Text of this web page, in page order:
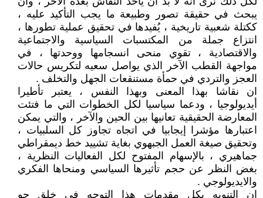
يبحث في حقيقة تصور وطبيعة ما يجب التأكيد عليه ،
ككتلة شعبية تاريخية ، يُفيدها في تحقيق عملية تطورها ،
انتزاع جملة من المكتسبات السياسية والاجتماعية
والاقتصادية ، تقوي منحى انسجامها ووحدتها ، في
مواجهة القطب الآخر الذي يواصل سعيه لتكريس حالات
العجز والتردي في حمأة مستنقعات الجهل والتخلف .
ان نقاشا بهذا المعنى وبهذا النفس ، يعتبر تأطيرا
أيديولوجيا ، ودعما سياسيا لكل الخطوات التي ما فتئت
المعارضة الحقيقية تعانيها بين الحين والآخر ، والتي يمكن
اعتبارها مؤشرا إيجابيا في اتجاه تجاوز كل السلبيات ،
وتحقيق صيغة العمل الجبهوي بغاية تشييد خط ديمقراطي
جماهيري ، بالإسهام المفتوح لكل الفعاليات النظرية ،
بغض النظر عن حجم تأثيرها السياسي ومنحاها الفكري
والايديولوجي .
ان التنويه بكل مقدمات هذا التوجه في خلق جو